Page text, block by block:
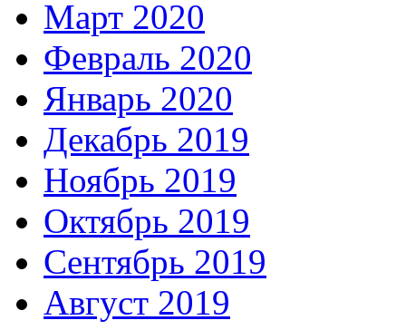
Март 2020
Февраль 2020
Январь 2020
Декабрь 2019
Ноябрь 2019
Октябрь 2019
Сентябрь 2019
Август 2019